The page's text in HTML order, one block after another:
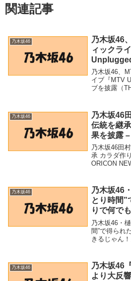
関連記事
乃木坂46
乃木坂46
ィックラ
を披露（
Yahoo!ニ
ス
乃木坂46、
イブ『MTV
ブを披露（
乃木坂46
乃木坂46
伝統を継
果を披露
乃木坂46田
承 カラダ作
ORICON
NEWS 乃木
乃木坂46
乃木坂46
とり時間”
りで何で
レ朝
Yahoo!ニ
乃木坂46・
間”で得られ
きるじゃん
とり時間”で
乃木坂46
乃木坂46
より大反